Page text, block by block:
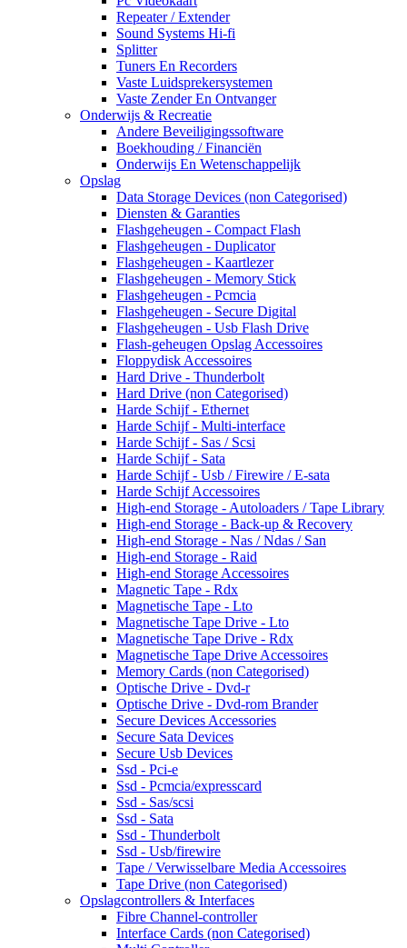
Repeater / Extender
Sound Systems Hi-fi
Splitter
Tuners En Recorders
Vaste Luidsprekersystemen
Vaste Zender En Ontvanger
Onderwijs & Recreatie
Andere Beveiligingssoftware
Boekhouding / Financiën
Onderwijs En Wetenschappelijk
Opslag
Data Storage Devices (non Categorised)
Diensten & Garanties
Flashgeheugen - Compact Flash
Flashgeheugen - Duplicator
Flashgeheugen - Kaartlezer
Flashgeheugen - Memory Stick
Flashgeheugen - Pcmcia
Flashgeheugen - Secure Digital
Flashgeheugen - Usb Flash Drive
Flash-geheugen Opslag Accessoires
Floppydisk Accessoires
Hard Drive - Thunderbolt
Hard Drive (non Categorised)
Harde Schijf - Ethernet
Harde Schijf - Multi-interface
Harde Schijf - Sas / Scsi
Harde Schijf - Sata
Harde Schijf - Usb / Firewire / E-sata
Harde Schijf Accessoires
High-end Storage - Autoloaders / Tape Library
High-end Storage - Back-up & Recovery
High-end Storage - Nas / Ndas / San
High-end Storage - Raid
High-end Storage Accessoires
Magnetic Tape - Rdx
Magnetische Tape - Lto
Magnetische Tape Drive - Lto
Magnetische Tape Drive - Rdx
Magnetische Tape Drive Accessoires
Memory Cards (non Categorised)
Optische Drive - Dvd-r
Optische Drive - Dvd-rom Brander
Secure Devices Accessories
Secure Sata Devices
Secure Usb Devices
Ssd - Pci-e
Ssd - Pcmcia/expresscard
Ssd - Sas/scsi
Ssd - Sata
Ssd - Thunderbolt
Ssd - Usb/firewire
Tape / Verwisselbare Media Accessoires
Tape Drive (non Categorised)
Opslagcontrollers & Interfaces
Fibre Channel-controller
Interface Cards (non Categorised)